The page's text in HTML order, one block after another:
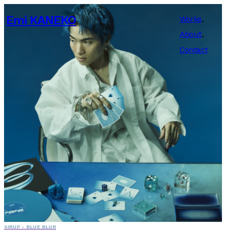
Emi KANEKO
Works
About
Contact
SIRUP - BLUE BLUR